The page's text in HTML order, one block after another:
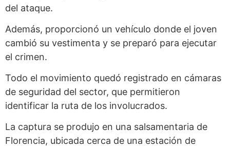
del ataque.
Además, proporcionó un vehículo donde el joven
cambió su vestimenta y se preparó para ejecutar
el crimen.
Todo el movimiento quedó registrado en cámaras
de seguridad del sector, que permitieron
identificar la ruta de los involucrados.
La captura se produjo en una salsamentaria de
Florencia, ubicada cerca de una estación de